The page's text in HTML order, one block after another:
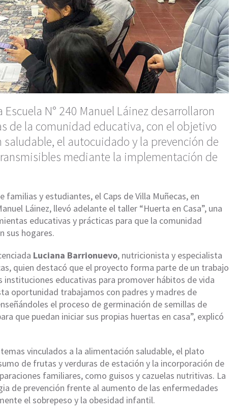
Escuela N° 240 Manuel Láinez desarrollaron
de la comunidad educativa, con el objetivo
el autocuidado y la prevención de
mediante la implementación de
y estudiantes, el Caps de Villa Muñecas, en
Láinez, llevó adelante el taller “Huerta en Casa”, una
educativas y prácticas para que la comunidad
sus hogares.
Luciana Barrionuevo, nutricionista y especialista
quien destacó que el proyecto forma parte de un trabajo
instituciones educativas para promover hábitos de vida
oportunidad trabajamos con padres y madres de
el proceso de germinación de semillas de
que puedan iniciar sus propias huertas en casa”, explicó
vinculados a la alimentación saludable, el plato
de frutas y verduras de estación y la incorporación de
familiares, como guisos y cazuelas nutritivas. La
de prevención frente al aumento de las enfermedades
el sobrepeso y la obesidad infantil.